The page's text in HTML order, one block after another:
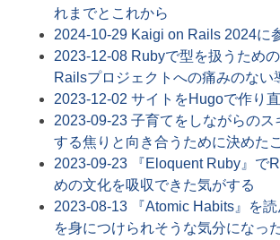
れまでとこれから
2024-10-29 Kaigi on Rails 2024に
2023-12-08 Rubyで型を扱うため
Railsプロジェクトへの痛みのない
2023-12-02 サイトをHugoで作り
2023-09-23 子育てをしながらのス
する焦りと向き合うために決めた
2023-09-23 『Eloquent Ruby』で
めの文化を吸収できた気がする
2023-08-13 『Atomic Habits』を
を身につけられそうな気分になっ